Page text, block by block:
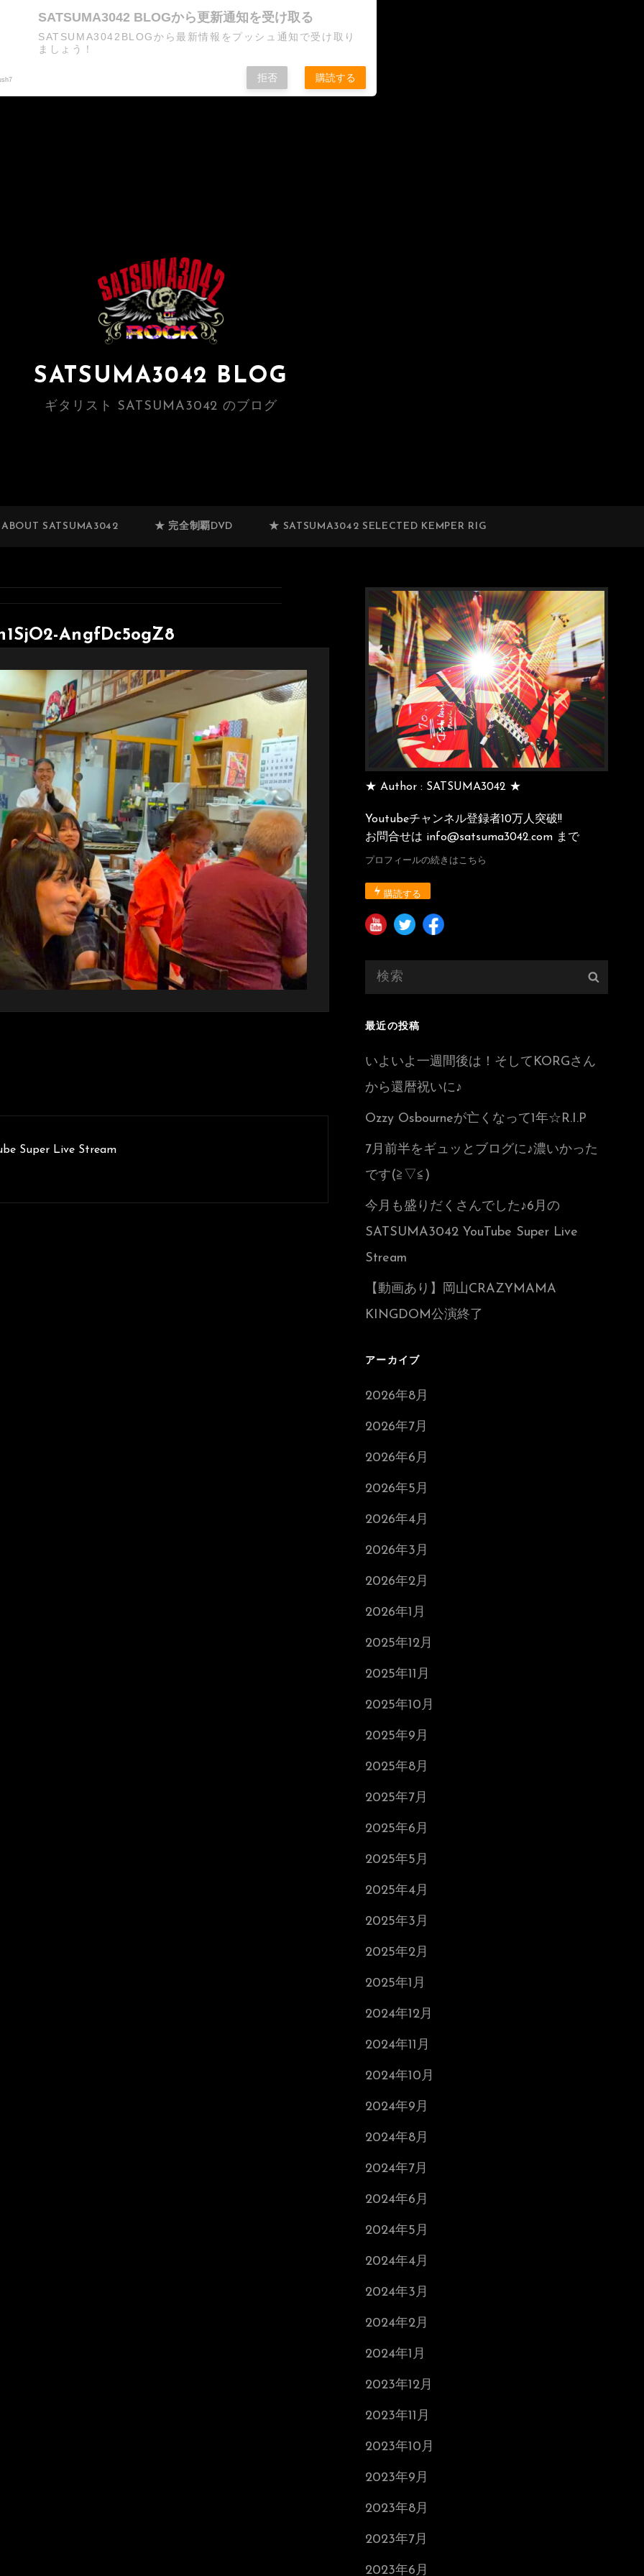
SATSUMA3042 BLOG
ギタリスト SATSUMA3042 のブログ
SATSUMA3042 ★ 完全制覇DVD ★ SATSUMA3042 SELECTED KEMPER RIG
AngfDc5ogZ8
Super Live Stream
★ Author : SATSUMA3042 ★
Youtubeチャンネル登録者10万人突破!!
お問合せは info@satsuma3042.com まで
プロフィールの続きはこちら
購読する
索
最近の投稿
いよいよ一週間後は！そしてKORGさん
から還暦祝いに♪
Ozzy Osbourneが亡くなって1年☆R.I.P
7月前半をギュッとブログに♪濃いかった
です(≧▽≦)
今月も盛りだくさんでした♪6月の
SATSUMA3042 YouTube Super Live
Stream
【動画あり】岡山CRAZYMAMA
KINGDOM公演終了
アーカイブ
2026年8月
2026年7月
2026年6月
2026年5月
2026年4月
2026年3月
2026年2月
2026年1月
2025年12月
2025年11月
2025年10月
2025年9月
2025年8月
2025年7月
2025年6月
2025年5月
2025年4月
2025年3月
2025年2月
2025年1月
2024年12月
2024年11月
2024年10月
2024年9月
2024年8月
2024年7月
2024年6月
2024年5月
2024年4月
2024年3月
2024年2月
2024年1月
2023年12月
2023年11月
2023年10月
2023年9月
2023年8月
2023年7月
2023年6月
SATSUMA3042 BLOGから更新通知を受け取る
SATSUMA3042BLOGから最新情報をプッシュ通知で受け取り
ましょう！
拒否 購読する